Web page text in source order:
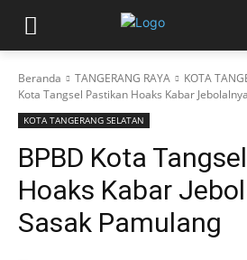
Beranda TANGERANG RAYA KOTA
Kota Tangsel Pastikan Hoaks Kabar
KOTA TANGERANG SELATAN
BPBD Kota
Hoaks Kabar
Sasak Pamulang